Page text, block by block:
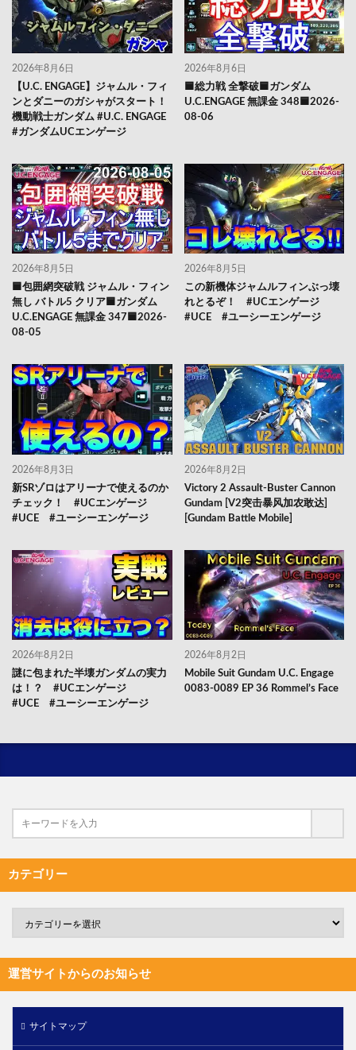
2026年8月6日
【U.C. ENGAGE】ジャムル・フィ
ンとダニーのガシャがスタート！
機動戦士ガンダム #U.C. ENGAGE
#ガンダムUCエンゲージ
2026年8月6日
🟦総力戦 全撃破🟦ガンダム
U.C.ENGAGE 無課金 348🟦2026-
08-06
2026年8月5日
🟦包囲網突破戦 ジャムル・フィン
無し バトル5 クリア🟦ガンダム
U.C.ENGAGE 無課金 347🟦2026-
08-05
2026年8月5日
この新機体ジャムルフィンぶっ壊
れとるぞ！ #UCエンゲージ
#UCE #ユーシーエンゲージ
2026年8月3日
新SRゾロはアリーナで使えるのか
チェック！ #UCエンゲージ
#UCE #ユーシーエンゲージ
2026年8月2日
Victory 2 Assault-Buster Cannon
Gundam [V2突击暴风加农敢达]
[Gundam Battle Mobile]
2026年8月2日
謎に包まれた半壊ガンダムの実力
は！？ #UCエンゲージ
#UCE #ユーシーエンゲージ
2026年8月2日
Mobile Suit Gundam U.C. Engage
0083-0089 EP 36 Rommel’s Face
カテゴリー
運営サイトからのお知らせ
サイトマップ